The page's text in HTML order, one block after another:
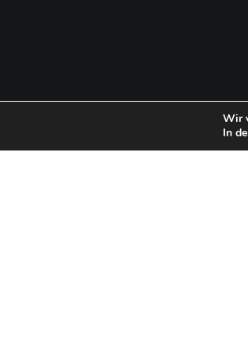
Wir
In